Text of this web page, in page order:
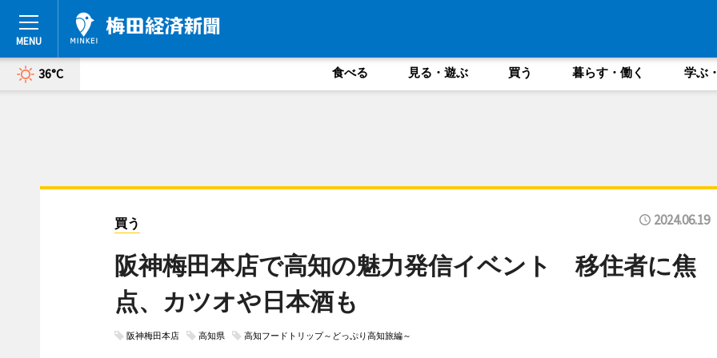
36°C 食べる 見る・遊ぶ 買う 暮らす・働く 学ぶ
買う 2024.06.19
阪神梅田本店で高知の魅力発信イベント 移住者に焦
点、カツオや日本酒も
阪神梅田本店 高知県 高知フードトリップ～どっぷり高知旅編～